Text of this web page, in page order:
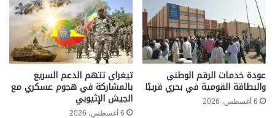
عودة خدمات الرقم الوطني
والبطاقة القومية في بحري قريبًا
6 أغسطس، 2026
تيغراي تتهم الدعم السريع
بالمشاركة في هجوم عسكري مع
الجيش الإثيوبي
6 أغسطس، 2026